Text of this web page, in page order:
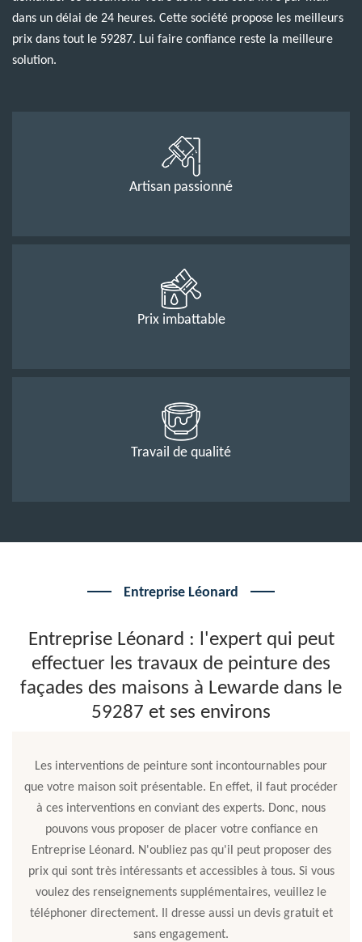
dans un délai de 24 heures. Cette société propose les meilleurs
prix dans tout le 59287. Lui faire confiance reste la meilleure
solution.
Artisan passionné
Prix imbattable
Travail de qualité
Entreprise Léonard
Entreprise Léonard : l'expert qui peut
effectuer les travaux de peinture des
façades des maisons à Lewarde dans le
59287 et ses environs
Les interventions de peinture sont incontournables pour
que votre maison soit présentable. En effet, il faut procéder
à ces interventions en conviant des experts. Donc, nous
pouvons vous proposer de placer votre confiance en
Entreprise Léonard. N'oubliez pas qu'il peut proposer des
prix qui sont très intéressants et accessibles à tous. Si vous
voulez des renseignements supplémentaires, veuillez le
téléphoner directement. Il dresse aussi un devis gratuit et
sans engagement.